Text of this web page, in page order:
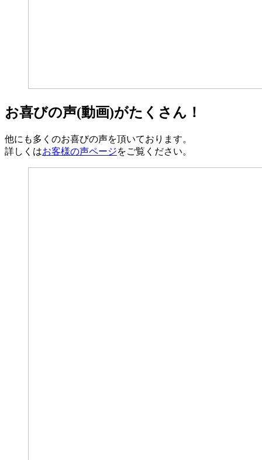
お喜びの声(動画)がたくさん！
他にも多くのお喜びの声を頂いております。
詳しくはお客様の声ページをご覧ください。